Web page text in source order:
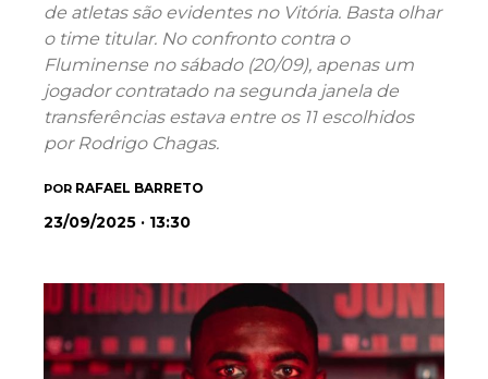
de atletas são evidentes no Vitória. Basta olhar
o time titular. No confronto contra o
Fluminense no sábado (20/09), apenas um
jogador contratado na segunda janela de
transferências estava entre os 11 escolhidos
por Rodrigo Chagas.
POR RAFAEL BARRETO
23/09/2025 · 13:30